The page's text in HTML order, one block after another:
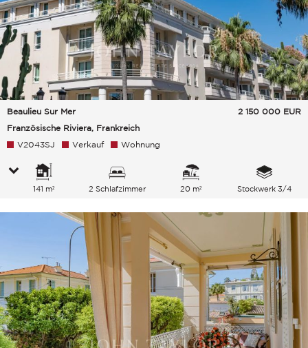
Beaulieu Sur Mer
Französische Riviera, Frankreich
2 150 000 EUR
V2043SJ Verkauf Wohnung
141 m² 2 Schlafzimmer 20 m² Stockwerk 3/4